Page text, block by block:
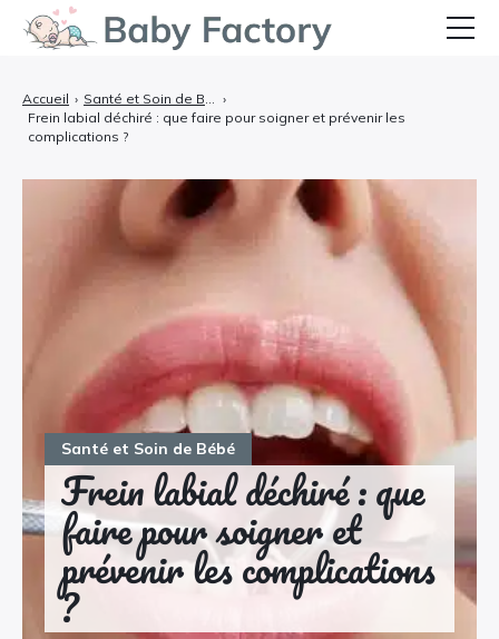
Santé et Soin de Bébé
Frein labial déchiré : que
faire pour soigner et
prévenir les complications
?
Accueil › Santé et Soin de Bébé ›
Frein labial déchiré : que faire pour soigner et prévenir les
complications ?
Grossesse et Accouchement
Allaitement et Alimentation
Santé et Soins
Équipements et Confort